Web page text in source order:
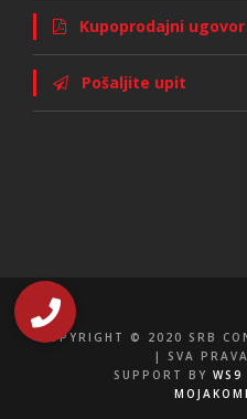
Kupoprodajni ugovor
Pošaljite upit
COPYRIGHT © 2020 SRB
| SVA
SUPPORT BY WS9